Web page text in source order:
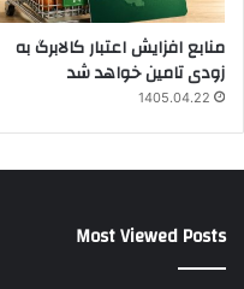
منابع افزایش اعتبار کالابرگ به
زودی تامین خواهد شد
1405.04.22
Most Viewed Posts